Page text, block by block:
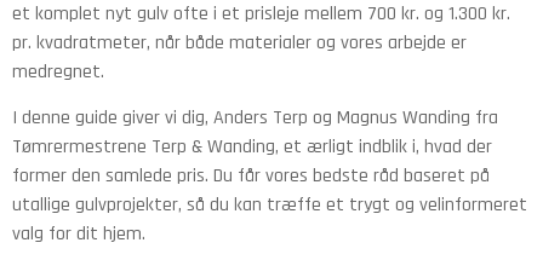
et komplet nyt gulv ofte i et prisleje mellem 700 kr. og 1.300 kr.
pr. kvadratmeter, når både materialer og vores arbejde er
medregnet.
I denne guide giver vi dig, Anders Terp og Magnus Wanding fra
Tømrermestrene Terp & Wanding, et ærligt indblik i, hvad der
former den samlede pris. Du får vores bedste råd baseret på
utallige gulvprojekter, så du kan træffe et trygt og velinformeret
valg for dit hjem.